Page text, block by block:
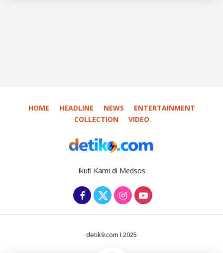
HOME HEADLINE NEWS
ENTERTAINMENT
COLLECTION
VIDEO
Ikuti Kami di Medsos
detik9.com I 2025